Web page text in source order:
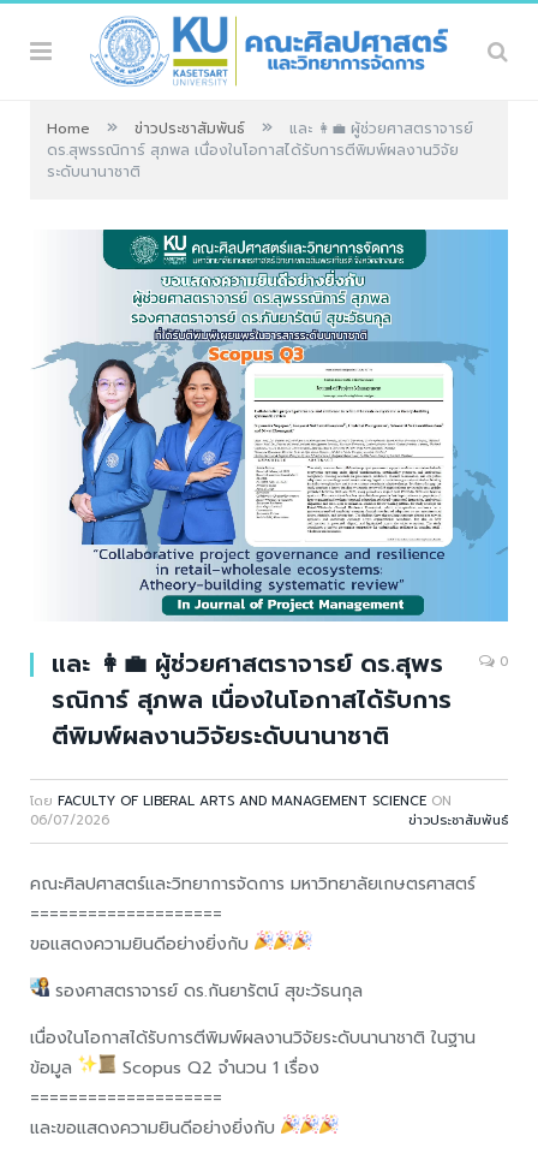
Home » ข่าวประชาสัมพันธ์ »
และ 👩‍💼 ผู้ช่วยศาสตราจารย์
ดร.สุพรรณิการ์ สุภพล เนื่องในโอกาสได้รับการตีพิมพ์ผลงานวิจัย
ระดับนานาชาติ
และ 👩‍💼 ผู้ช่วยศาสตราจารย์ ดร.สุพร
รณิการ์ สุภพล เนื่องในโอกาสได้รับการ
ตีพิมพ์ผลงานวิจัยระดับนานาชาติ
0
โดย FACULTY OF LIBERAL ARTS AND MANAGEMENT SCIENCE ON
06/07/2026
ข่าวประชาสัมพันธ์
คณะศิลปศาสตร์และวิทยาการจัดการ มหาวิทยาลัยเกษตรศาสตร์
====================
ขอแสดงความยินดีอย่างยิ่งกับ
รองศาสตราจารย์ ดร.กันยารัตน์ สุขะวัธนกุล
เนื่องในโอกาสได้รับการตีพิมพ์ผลงานวิจัยระดับนานาชาติ ในฐาน
ข้อมูล
Scopus Q2 จำนวน 1 เรื่อง
====================
และขอแสดงความยินดีอย่างยิ่งกับ